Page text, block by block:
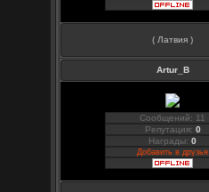
( Латвия )
Artur_B
Сообщений: 11
Репутация: 0
Награды:0
Добавить в друзья